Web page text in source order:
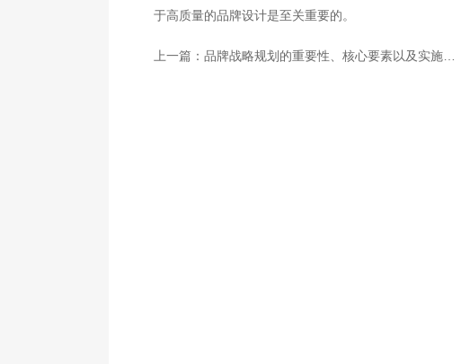
于高质量的品牌设计是至关重要的。
上一篇： 品牌战略规划的重要性、核心要素以及实施步骤